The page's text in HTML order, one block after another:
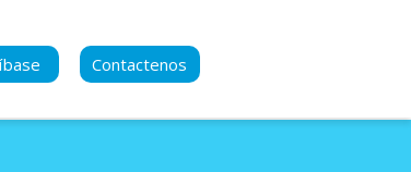
al
Contactenos